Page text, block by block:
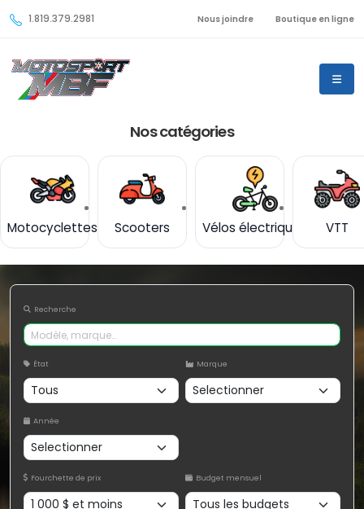
1.819.379.2981 Nous joindre Boutique en ligne
Nos catégories
Motocyclettes Scooters Vélos électriques VTT
Recherche
État Marque
Année
Fourchette de prix Budget mensuel